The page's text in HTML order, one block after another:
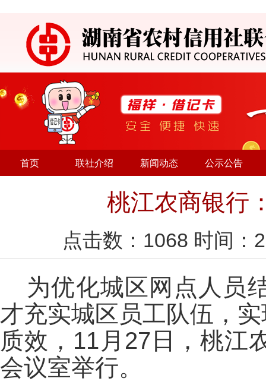
首页 联社介绍 新闻动态 公示公告
桃江农商银行
点击数： 1068 时间：
为优化城区网点人员
才充实城区员工队伍，
质效，11月27日，桃江
会议室举行。